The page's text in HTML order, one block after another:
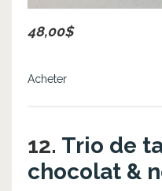
48,00$
Acheter
12. Trio de
chocolat &